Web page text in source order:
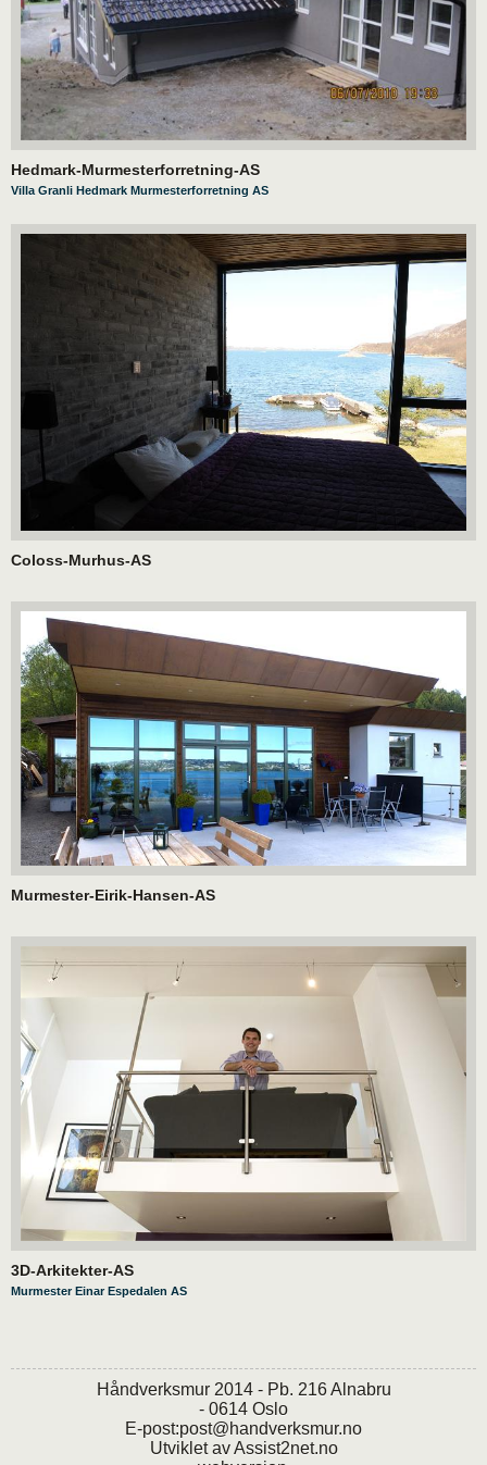
Hedmark-Murmesterforretning-AS
Villa Granli Hedmark Murmesterforretning AS
Coloss-Murhus-AS
Murmester-Eirik-Hansen-AS
3D-Arkitekter-AS
Murmester Einar Espedalen AS
Håndverksmur 2014 - Pb. 216 Alnabru
- 0614 Oslo
E-post:post@handverksmur.no
Utviklet avAssist2net.no